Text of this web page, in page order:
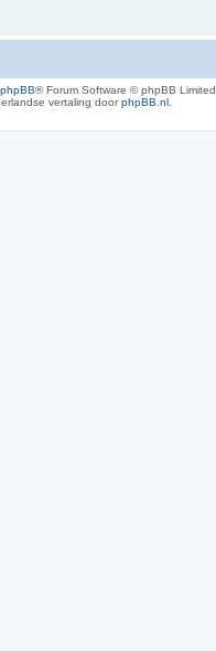
phpBB® Forum Software © phpBB Limited
vertaling doorphpBB.nl